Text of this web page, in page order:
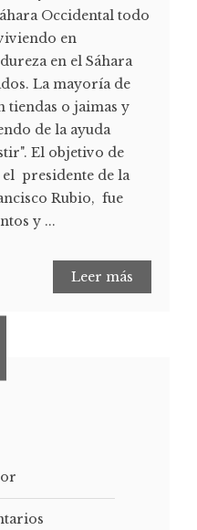
Occidental todo
en
en el Sáhara
La mayoría de
tiendas o jaimas y
de la ayuda
El objetivo de
el presidente de la
Rubio, fue
y ...
Leer más